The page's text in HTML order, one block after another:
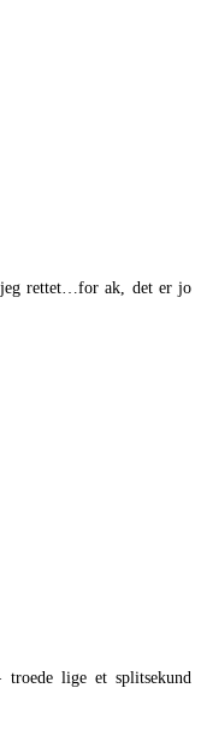
rettet…for ak, det er jo
lige et splitsekund